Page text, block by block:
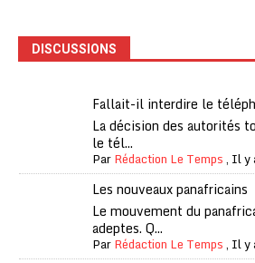
DISCUSSIONS
Fallait-il interdire le
La décision des autorités
le tél...
ParRédaction Le Temps, Il y
Les nouveaux panafricains
Le mouvement du
adeptes. Q...
ParRédaction Le Temps, Il y